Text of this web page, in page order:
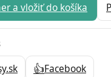
a vložiť do košíka
👍Facebook